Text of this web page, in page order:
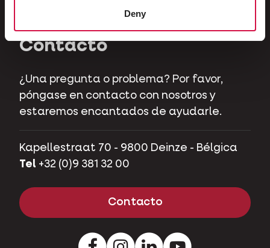
Deny
Cerdos mascotas
Contacto
¿Una pregunta o problema? Por favor,
póngase en contacto con nosotros y
estaremos encantados de ayudarle.
Kapellestraat 70 - 9800 Deinze - Bélgica
Tel +32 (0)9 381 32 00
Contacto
FacebookInstagramPinterestYoutube